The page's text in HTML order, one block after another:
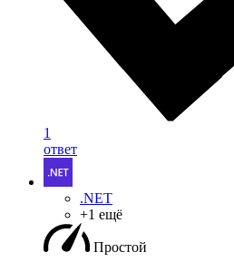
1
ответ
.NET
+1 ещё
Простой